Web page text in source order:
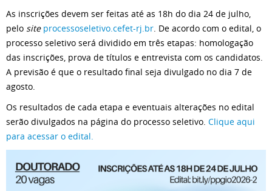
As inscrições devem ser feitas até as 18h do dia 24 de julho,
pelo site processoseletivo.cefet-rj.br. De acordo com o edital, o
processo seletivo será dividido em três etapas: homologação
das inscrições, prova de títulos e entrevista com os candidatos.
A previsão é que o resultado final seja divulgado no dia 7 de
agosto.
Os resultados de cada etapa e eventuais alterações no edital
serão divulgados na página do processo seletivo. Clique aqui
para acessar o edital.